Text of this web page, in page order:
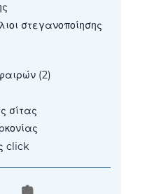
στεγανοποίησης
(2)
σίτας
click